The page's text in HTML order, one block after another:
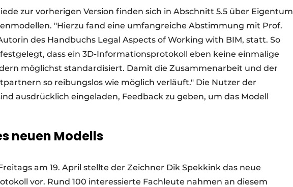
zur vorherigen Version finden sich in Abschnitt 5.5 über Eigentum
"Hierzu fand eine umfangreiche Abstimmung mit Prof.
des Handbuchs Legal Aspects of Working with BIM, statt. So
dass ein 3D-Informationsprotokoll eben keine einmalige
möglichst standardisiert. Damit die Zusammenarbeit und der
so reibungslos wie möglich verläuft." Die Nutzer der
ausdrücklich eingeladen, Feedback zu geben, um das Modell
neuen Modells
am 19. April stellte der Zeichner Dik Spekkink das neue
vor. Rund 100 interessierte Fachleute nahmen an diesem